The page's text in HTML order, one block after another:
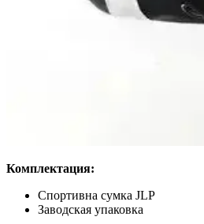
Комплектация:
Спортивна сумка JLP
Заводская упаковка